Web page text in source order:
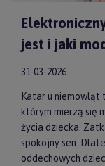
jest i jaki
31-03-2026
Katar u niemowląt
którym mierzą się
życia dziecka.
spokojny sen.
oddechowych